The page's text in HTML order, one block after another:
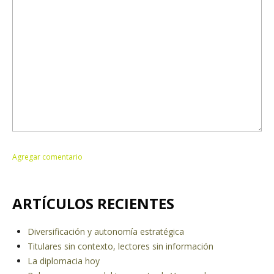
ARTÍCULOS RECIENTES
Diversificación y autonomía estratégica
Titulares sin contexto, lectores sin información
La diplomacia hoy